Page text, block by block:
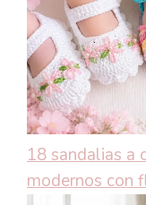
18 sandalias a
modernos con